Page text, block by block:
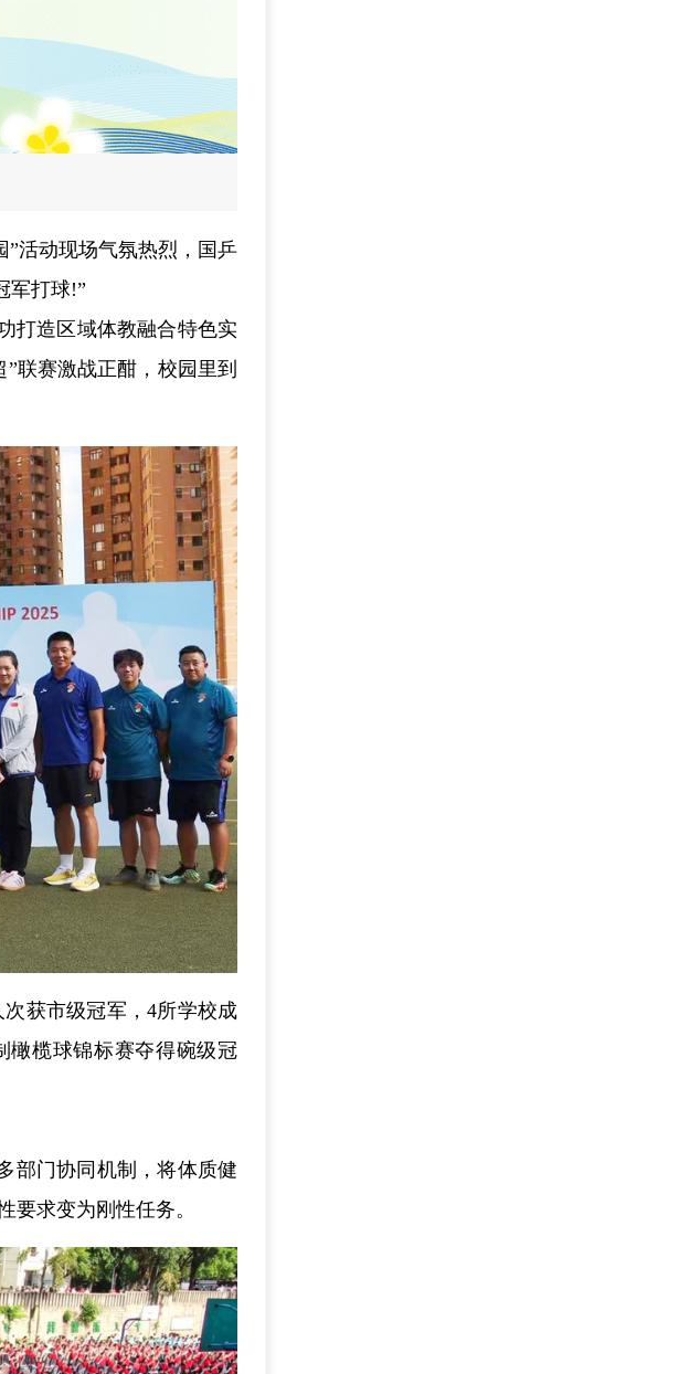
”活动现场气氛热烈，国乒
军打球!”
打造区域体教融合特色实
联赛激战正酣，校园里到
次获市级冠军，4所学校成
橄榄球锦标赛夺得碗级冠
部门协同机制，将体质健
要求变为刚性任务。